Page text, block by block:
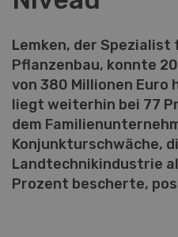
Lemken, der
Pflanzenbau, konnte
von 380 Millionen
liegt weiterhin bei 77
dem
Konjunkturschwäche,
Landtechnikindustrie
Prozent bescherte,